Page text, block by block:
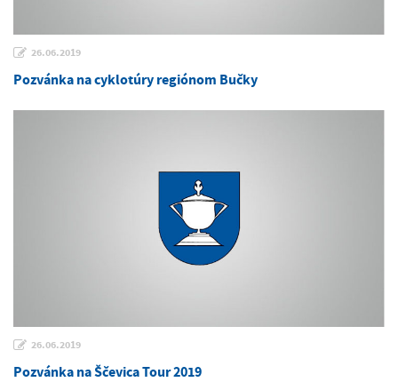
26.06.2019
Pozvánka na cyklotúry regiónom Bučky
26.06.2019
Pozvánka na Ščevica Tour 2019